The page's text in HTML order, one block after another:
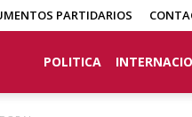
PARTIDARIOS
POLITICA